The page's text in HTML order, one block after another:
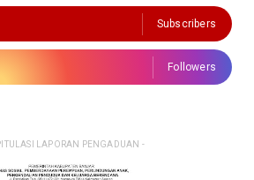
Subscribers
Followers
LAPORAN PENGADUAN -